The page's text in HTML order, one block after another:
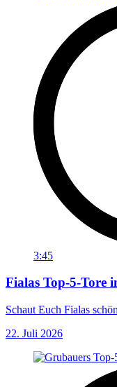
3:45
Fialas Top-5-Tore
Schaut Euch Fialas
22. Juli 2026